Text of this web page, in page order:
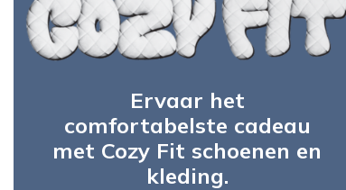
Ervaar het
comfortabelste cadeau
met Cozy Fit schoenen en
kleding.